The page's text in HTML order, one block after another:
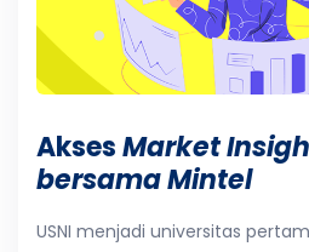
AksesMarket
bersama Mintel
USNI menjadi universitas